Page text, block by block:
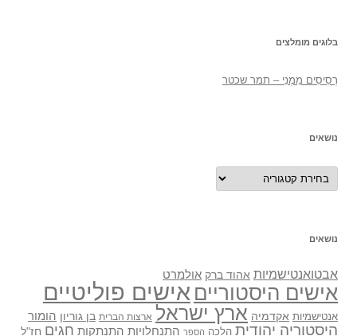
בלוגים מומלצים
רְסִיסִים מִמֶנִי – תמר שכטר
נושאים
נושאים
נושאים
אבטואנטישמיות אהוד ברק אולמרט
אישים היסטוריים אישים פוליטיים
אנטישמיות אקדמיה ארץ ישראל ארצות הברית בן גוריון הומור
היסטוריה יהודית הלכה הספר התנחלויות התנתקות חגים חז"ל